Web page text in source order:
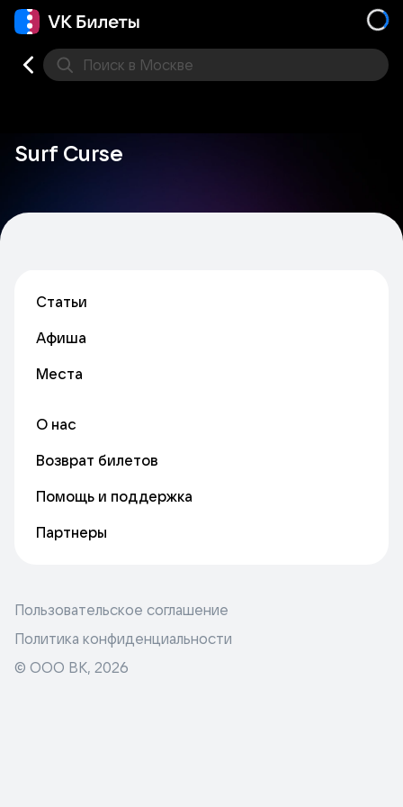
Поиск в Москве
Surf Curse
Статьи
Афиша
Места
О нас
Возврат билетов
Помощь и поддержка
Партнеры
Пользовательское соглашение
Политика конфиденциальности
© ООО ВК, 2026